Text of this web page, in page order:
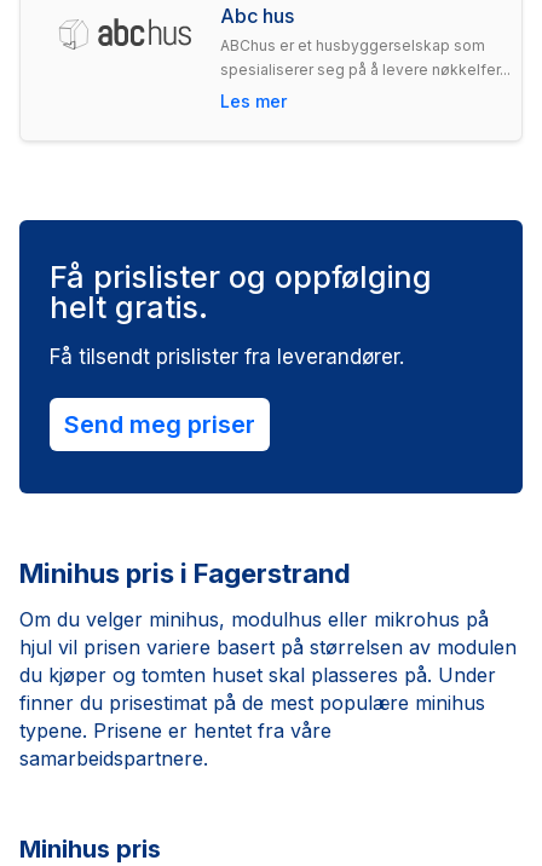
Abc hus
ABChus er et husbyggerselskap som
spesialiserer seg på å levere nøkkelfer...
Les mer
Få prislister og oppfølging
helt gratis.
Få tilsendt prislister fra leverandører.
Send meg priser
Minihus pris i Fagerstrand
Om du velger minihus, modulhus eller mikrohus på
hjul vil prisen variere basert på størrelsen av modulen
du kjøper og tomten huset skal plasseres på. Under
finner du prisestimat på de mest populære minihus
typene. Prisene er hentet fra våre
samarbeidspartnere.
Minihus pris